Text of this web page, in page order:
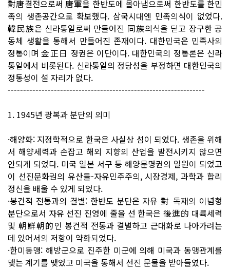
對唐결전으로써 唐軍을 한반도에 몰아냄으로써 한반도를 한민
족의 생존공간으로 확보했다. 삼국시대엔 민족의식이 없었다.
韓民族은 신라통일로써 만들어진 同族의식을 딛고 장구한 공
동체 생활을 통해서 만들어진 존재이다. 대한민국은 민족사의
정통이며 金正日 정권은 이단이다. 대한민국의 정통론은 신라
통일에서 비롯된다. 신라통일의 정당성을 부정하면 대한민국의
정통성이 설 자리가 없다.
----------------------------------------------------------------
1. 1945년 광복과 분단의 의미
·해양화: 지정학적으로 한국은 사실상 섬이 되었다. 생존을 위해
서 해양세력과 손잡고 해외 지향의 산업을 발전시키지 않으면
안되게 되었다. 미국 일본 서구 등 해양문명권의 일원이 되었고
이 선진문화권의 유산들-자유민주주의, 시장경제, 과학과 합리
정신을 배울 수 있게 되었다.
·봉건적 전통과의 결별: 한반도 분단은 자유 對 독재의 이념형
분단으로서 자유 선진 진영에 줄을 선 한국은 後進的 대륙세력
및 朝鮮朝的인 봉건적 전통과 결별하고 근대화로 나아가려는
데 있어서의 저항이 약화되었다.
·한미동맹: 해방군으로 진주한 미군에 의해 미국과 동맹관계를
맺는 계기를 맺었고 미국을 통해서 선진 문물을 받아들였다.